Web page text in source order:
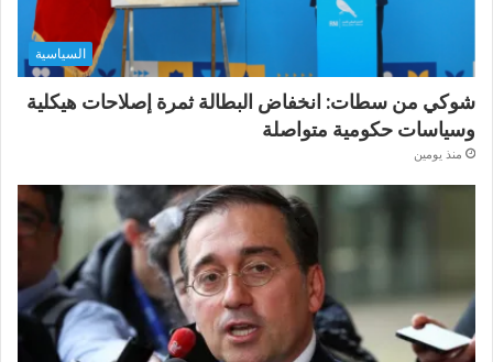
السياسية
شوكي من سطات: انخفاض البطالة ثمرة إصلاحات هيكلية
وسياسات حكومية متواصلة
منذ يومين